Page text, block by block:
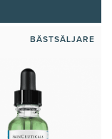
BÄSTSÄLJARE